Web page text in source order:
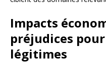
Impacts
préjudices
légitimes